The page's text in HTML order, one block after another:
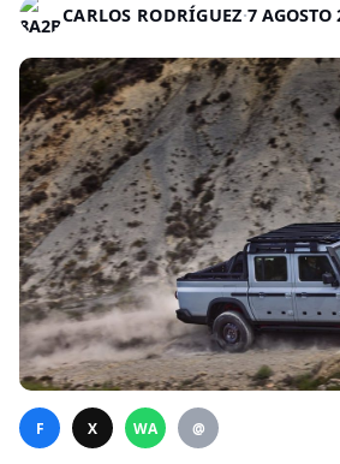
CARLOS RODRÍGUEZ·7 AGOSTO
F X WA @